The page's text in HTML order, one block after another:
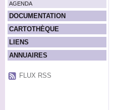
AGENDA
DOCUMENTATION
CARTOTHÈQUE
LIENS
ANNUAIRES
FLUX RSS